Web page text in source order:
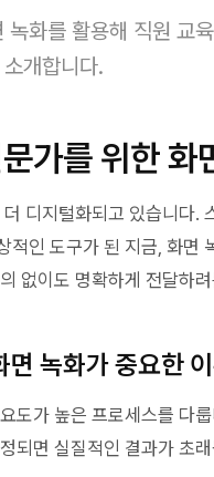
녹화를 활용해 직원 교
개합니다.
가를 위한 화
더 디지털화되고 있습니다.
적인 도구가 된 지금, 화면
없이도 명확하게 전달하
면 녹화가 중요한
도가 높은 프로세스를 다
되면 실질적인 결과가 초